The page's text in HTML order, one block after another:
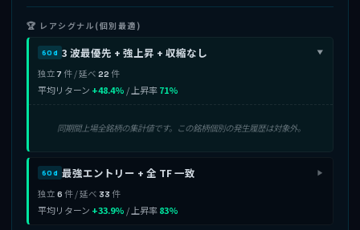
🏆 レアシグナル(個別最適)
60d 3 波最優先 + 強上昇 + 収縮なし ▶
独立7 件 / 延べ 22 件
平均リターン +48.4% / 上昇率71%
同期間上場全銘柄の集計値です。この銘柄個別の発生履歴は対象外。
60d 最強エントリー + 全 TF 一致 ▶
独立 6 件 / 延べ 33 件
平均リターン +33.9% / 上昇率83%